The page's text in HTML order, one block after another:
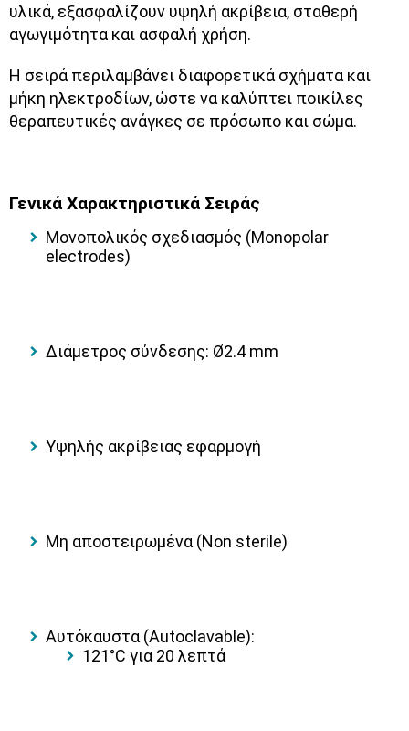
υλικά, εξασφαλίζουν υψηλή ακρίβεια, σταθερή
αγωγιμότητα και ασφαλή χρήση.
Η σειρά περιλαμβάνει διαφορετικά σχήματα και
μήκη ηλεκτροδίων, ώστε να καλύπτει ποικίλες
θεραπευτικές ανάγκες σε πρόσωπο και σώμα.
Γενικά Χαρακτηριστικά Σειράς
Μονοπολικός σχεδιασμός (Monopolar
electrodes)
Διάμετρος σύνδεσης: Ø2.4 mm
Υψηλής ακρίβειας εφαρμογή
Μη αποστειρωμένα (Non sterile)
Αυτόκαυστα (Autoclavable):
121°C για 20 λεπτά